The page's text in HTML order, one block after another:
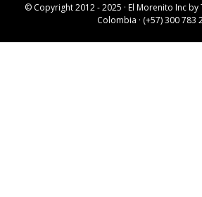
© Copyright 2012 - 2025 · El Morenito Inc by
Colombia · (+57) 300 783